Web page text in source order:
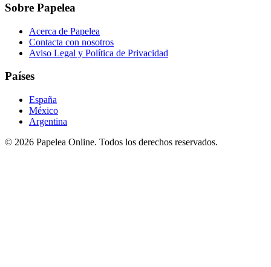
Sobre Papelea
Acerca de Papelea
Contacta con nosotros
Aviso Legal y Política de Privacidad
Países
España
México
Argentina
© 2026 Papelea Online. Todos los derechos reservados.